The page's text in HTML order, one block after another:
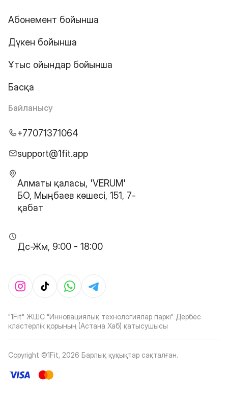
Абонемент бойынша
Дүкен бойынша
Ұтыс ойындар бойынша
Басқа
Байланысу
+77071371064
support@1fit.app
Алматы қаласы, 'VERUM'
БО, Мыңбаев көшесі, 151, 7-
қабат
Дс-Жм, 9:00 - 18:00
"1Fit" ЖШС "Инновациялық технологиялар паркі" Дербес
кластерлік қорының (Астана Хаб) қатысушысы
Copyright ©1Fit, 2026 Барлық құқықтар сақталған.